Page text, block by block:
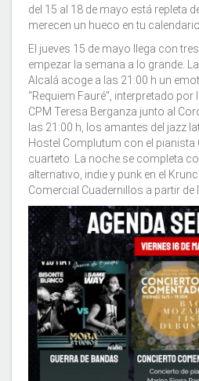
del 15 al 18 de mayo está repleta
merecen un hueco en tu
El jueves 15 de mayo llega con
empezar la semana a lo grande.
Alcalá acoge a las 21:00 h un
“Requiem Fauré", interpretado por
CPM Teresa Berganza junto al
las 21:00 h, los amantes del jazz
Hostel Complutum con el pianista
cuarteto. La noche se completa
alternativo, indie y punk en el
Comercial Cuadernillos a partir de